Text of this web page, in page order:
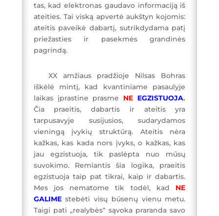
tas, kad elektronas gaudavo informaciją iš
ateities. Tai viską apvertė aukštyn kojomis:
ateitis paveikė dabartį, sutrikdydama patį
priežasties ir pasekmės grandinės
pagrindą.
XX amžiaus pradžioje Nilsas Bohras
iškėlė mintį, kad kvantiniame pasaulyje
laikas įprastine prasme NE EGZISTUOJA.
Čia praeitis, dabartis ir ateitis yra
tarpusavyje susijusios, sudarydamos
vieningą įvykių struktūrą. Ateitis nėra
kažkas, kas kada nors įvyks, o kažkas, kas
jau egzistuoja, tik paslėpta nuo mūsų
suvokimo. Remiantis šia logika, praeitis
egzistuoja taip pat tikrai, kaip ir dabartis.
Mes jos nematome tik todėl, kad NE
GALIMEstebėti visų būsenų vienu metu.
Taigi pati „realybės“ sąvoka praranda savo